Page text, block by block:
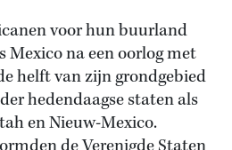
voor hun buurland
Mexico na een oorlog met
helft van zijn grondgebied
hedendaagse staten als
en Nieuw-Mexico.